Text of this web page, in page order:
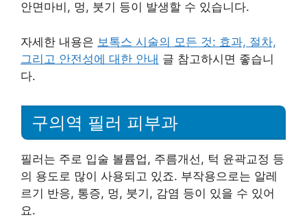
안면마비, 멍, 붓기 등이 발생할 수 있습니다.
자세한 내용은 보톡스 시술의 모든 것: 효과, 절차,
그리고 안전성에 대한 안내 글 참고하시면 좋습니
다.
구의역 필러 피부과
필러는 주로 입술 볼륨업, 주름개선, 턱 윤곽교정 등
의 용도로 많이 사용되고 있죠. 부작용으로는 알레
르기 반응, 통증, 멍, 붓기, 감염 등이 있을 수 있어
요.